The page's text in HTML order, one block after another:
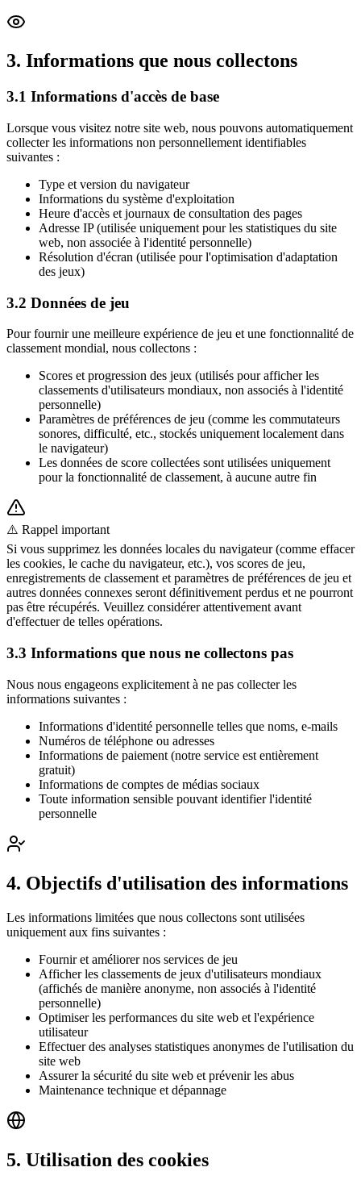
3. Informations que nous collectons
3.1 Informations d'accès de base
Lorsque vous visitez notre site web, nous pouvons automatiquement
collecter les informations non personnellement identifiables
suivantes :
Type et version du navigateur
Informations du système d'exploitation
Heure d'accès et journaux de consultation des pages
Adresse IP (utilisée uniquement pour les statistiques du site
web, non associée à l'identité personnelle)
Résolution d'écran (utilisée pour l'optimisation d'adaptation
des jeux)
3.2 Données de jeu
Pour fournir une meilleure expérience de jeu et une fonctionnalité de
classement mondial, nous collectons :
Scores et progression des jeux (utilisés pour afficher les
classements d'utilisateurs mondiaux, non associés à l'identité
personnelle)
Paramètres de préférences de jeu (comme les commutateurs
sonores, difficulté, etc., stockés uniquement localement dans
le navigateur)
Les données de score collectées sont utilisées uniquement
pour la fonctionnalité de classement, à aucune autre fin
⚠️ Rappel important
Si vous supprimez les données locales du navigateur (comme effacer
les cookies, le cache du navigateur, etc.), vos scores de jeu,
enregistrements de classement et paramètres de préférences de jeu et
autres données connexes seront définitivement perdus et ne pourront
pas être récupérés. Veuillez considérer attentivement avant
d'effectuer de telles opérations.
3.3 Informations que nous ne collectons pas
Nous nous engageons explicitement à ne pas collecter les
informations suivantes :
Informations d'identité personnelle telles que noms, e-mails
Numéros de téléphone ou adresses
Informations de paiement (notre service est entièrement
gratuit)
Informations de comptes de médias sociaux
Toute information sensible pouvant identifier l'identité
personnelle
4. Objectifs d'utilisation des informations
Les informations limitées que nous collectons sont utilisées
uniquement aux fins suivantes :
Fournir et améliorer nos services de jeu
Afficher les classements de jeux d'utilisateurs mondiaux
(affichés de manière anonyme, non associés à l'identité
personnelle)
Optimiser les performances du site web et l'expérience
utilisateur
Effectuer des analyses statistiques anonymes de l'utilisation du
site web
Assurer la sécurité du site web et prévenir les abus
Maintenance technique et dépannage
5. Utilisation des cookies